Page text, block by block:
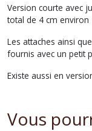
Version courte avec
total de 4 cm environ
Les attaches ainsi
fournis avec un petit
Existe aussi en
Vous